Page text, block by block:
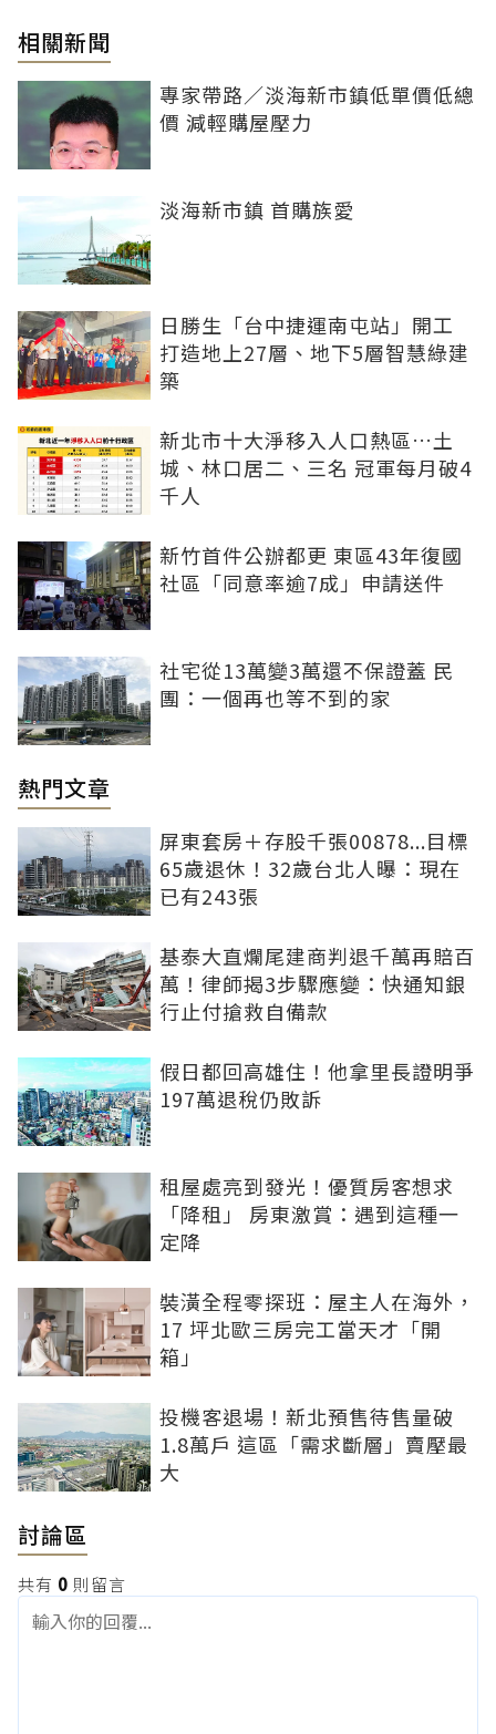
相關新聞
專家帶路／淡海新市鎮低單價低總
價 減輕購屋壓力
淡海新市鎮 首購族愛
日勝生「台中捷運南屯站」開工
打造地上27層、地下5層智慧綠建
築
新北市十大淨移入人口熱區…土
城、林口居二、三名 冠軍每月破4
千人
新竹首件公辦都更 東區43年復國
社區「同意率逾7成」申請送件
社宅從13萬變3萬還不保證蓋 民
團：一個再也等不到的家
熱門文章
屏東套房＋存股千張00878...目標
65歲退休！32歲台北人曝：現在
已有243張
基泰大直爛尾建商判退千萬再賠百
萬！律師揭3步驟應變：快通知銀
行止付搶救自備款
假日都回高雄住！他拿里長證明爭
197萬退稅仍敗訴
租屋處亮到發光！優質房客想求
「降租」 房東激賞：遇到這種一
定降
裝潢全程零探班：屋主人在海外，
17 坪北歐三房完工當天才「開
箱」
投機客退場！新北預售待售量破
1.8萬戶 這區「需求斷層」賣壓最
大
討論區
共有 0 則留言